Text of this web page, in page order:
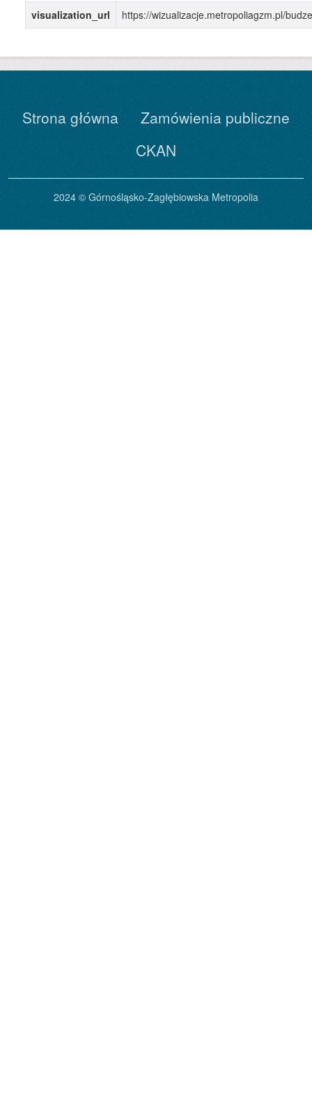
visualization_url
https://wizualizacje.metropoliagzm.pl/
Strona główna
Zamówienia publiczne
CKAN
2024 © Górnośląsko-Zagłębiowska Metropolia